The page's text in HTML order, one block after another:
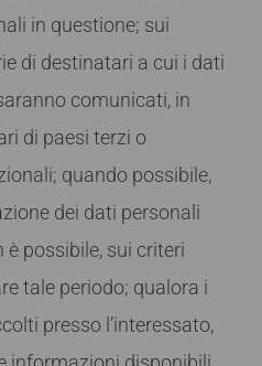
in questione; sui
di destinatari a cui i dati
comunicati, in
di paesi terzi o
quando possibile,
dei dati personali
è possibile, sui criteri
tale periodo; qualora i
presso l’interessato,